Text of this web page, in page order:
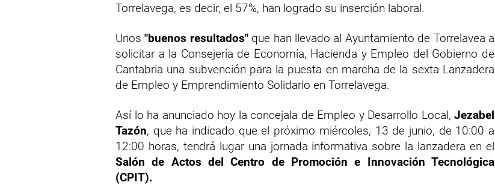
Torrelavega, es decir, el 57%, han logrado su inserción laboral.
Unos"buenos resultados" que han llevado al Ayuntamiento de Torrelavea a
solicitar a la Consejería de Economía, Hacienda y Empleo del Gobierno de
Cantabria una subvención para la puesta en marcha de la sexta Lanzadera
de Empleo y Emprendimiento Solidario en Torrelavega.
Así lo ha anunciado hoy la concejala de Empleo y Desarrollo Local, Jezabel
Tazón, que ha indicado que el próximo miércoles, 13 de junio, de 10:00 a
12:00 horas, tendrá lugar una jornada informativa sobre la lanzadera en el
Salón de Actos del Centro de Promoción e Innovación Tecnológica
(CPIT).